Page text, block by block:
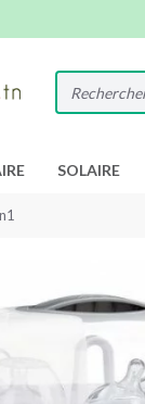
SOLAIRE